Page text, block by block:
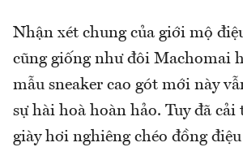
Nhận xét chung của giới mộ
cũng giống như đôi Machomai
mẫu sneaker cao gót mới này
sự hài hoà hoàn hảo. Tuy đã
giày hơi nghiêng chéo đồng